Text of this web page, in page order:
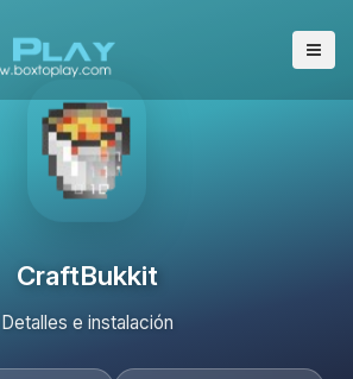
CraftBukkit
Detalles e instalación